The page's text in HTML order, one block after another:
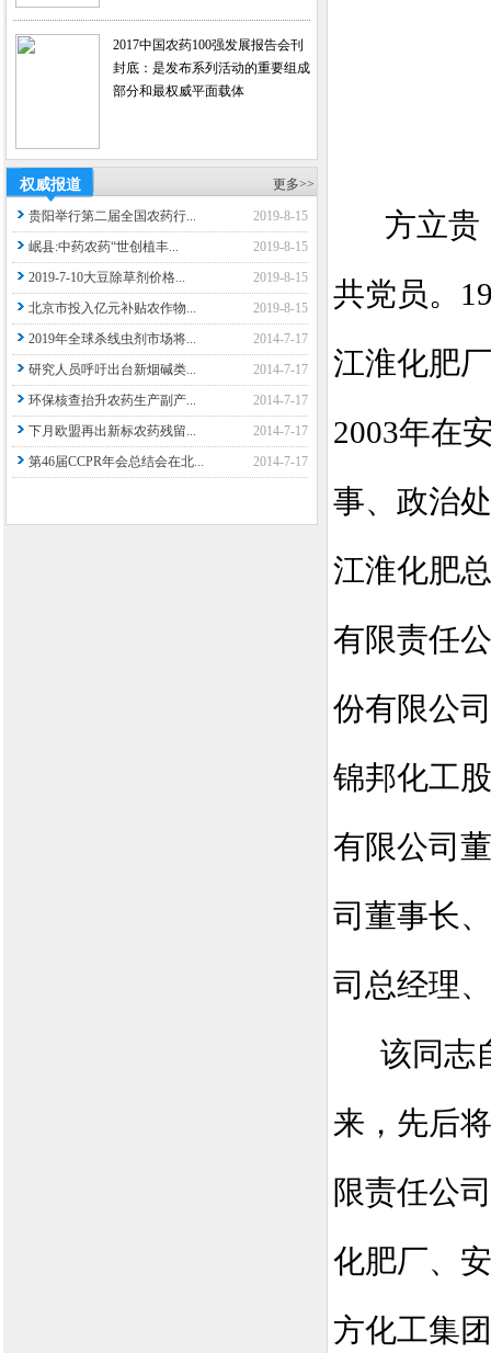
2017中国农药100强发展报告会刊
封底：是发布系列活动的重要组成
部分和最权威平面载体
权威报道 更多>>
贵阳举行第二届全国农药行...
2019-8-15
岷县:中药农药“世创植丰...
2019-8-15
2019-7-10大豆除草剂价格...
2019-8-15
北京市投入亿元补贴农作物...
2019-8-15
2019年全球杀线虫剂市场将...
2014-7-17
研究人员呼吁出台新烟碱类...
2014-7-17
环保核查抬升农药生产副产...
2014-7-17
下月欧盟再出新标农药残留...
2014-7-17
第46届CCPR年会总结会在北...
2014-7-17
方立贵
共党员。
江淮化肥
2003年在
事、政治
江淮化肥
有限责任
份有限公
锦邦化工
有限公司
司董事长
司总经理
该同志
来，先后
限责任公
化肥厂、
方化工集